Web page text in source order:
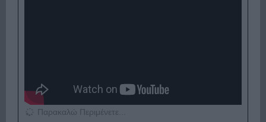
Παρακαλώ Περιμένετε...